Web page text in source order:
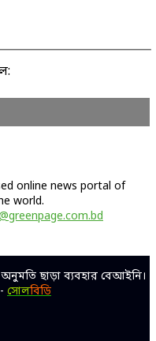
online news portal of
world.
ছাড়া ব্যবহার বেআইনি।
সোলবিডি